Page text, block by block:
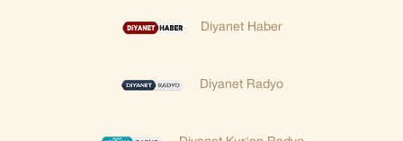
Diyanet Haber
Diyanet Radyo